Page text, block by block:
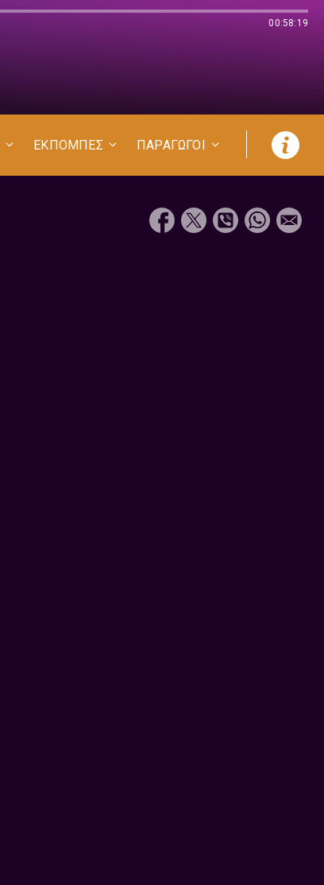
00:58:19
ΕΚΠΟΜΠΕΣ ΠΑΡΑΓΩΓΟΙ